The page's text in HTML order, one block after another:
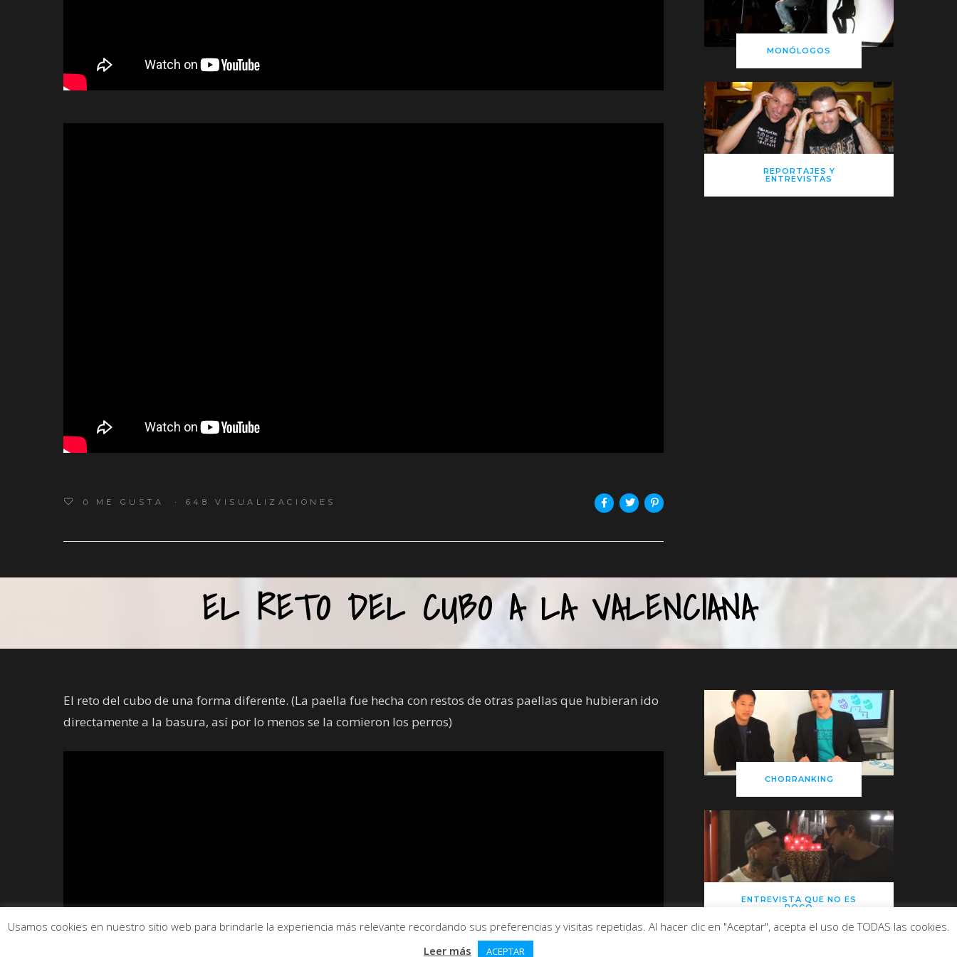
0 ME GUSTA 648 VISUALIZACIONES
MONÓLOGOS
REPORTAJES Y
ENTREVISTAS
EL RETO DEL CUBO A LA VALENCIANA
El reto del cubo de una forma diferente. (La paella fue hecha con restos de otras paellas que hubieran ido
directamente a la basura, así por lo menos se la comieron los perros)
CHORRANKING
ENTREVISTA QUE NO ES
POCO
Usamos cookies en nuestro sitio web para brindarle la experiencia más relevante recordando sus preferencias y visitas repetidas. Al hacer clic en "Aceptar", acepta el uso de TODAS las cookies.
Leer más
ACEPTAR